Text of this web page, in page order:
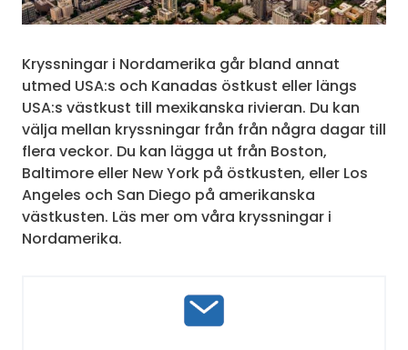
Kryssningar i Nordamerika går bland annat
utmed USA:s och Kanadas östkust eller längs
USA:s västkust till mexikanska rivieran. Du kan
välja mellan kryssningar från från några dagar till
flera veckor. Du kan lägga ut från Boston,
Baltimore eller New York på östkusten, eller Los
Angeles och San Diego på amerikanska
västkusten. Läs mer om våra kryssningar i
Nordamerika.